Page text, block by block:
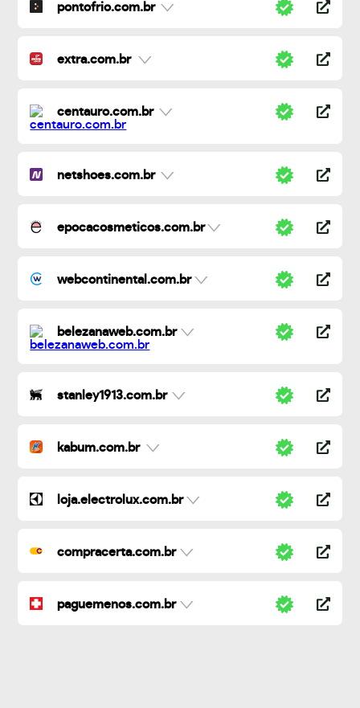
pontofrio.com.br
extra.com.br
centauro.com.br
netshoes.com.br
epocacosmeticos.com.br
webcontinental.com.br
belezanaweb.com.br
stanley1913.com.br
kabum.com.br
loja.electrolux.com.br
compracerta.com.br
paguemenos.com.br